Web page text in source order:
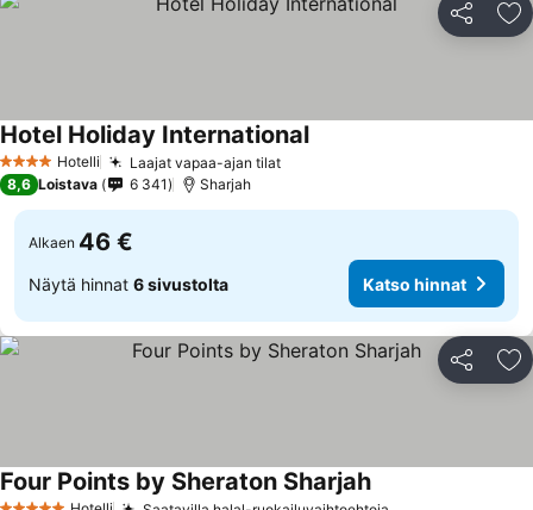
Jaa
4 Tähtiluokitus
Hotelli Laajat vapaa-ajan tilat
Hotel Holiday International
8,6 Loistava 6 341 Sharjah
Alkaen 46 €
Näytä hinnat 6 sivustolta Katso hinnat
Jaa
Four Points by Sheraton Sharjah